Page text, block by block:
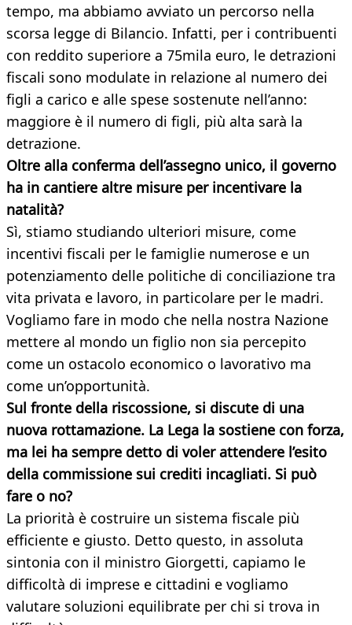
tempo, ma abbiamo avviato un percorso nella
scorsa legge di Bilancio. Infatti, per i contribuenti
con reddito superiore a 75mila euro, le detrazioni
fiscali sono modulate in relazione al numero dei
figli a carico e alle spese sostenute nell’anno:
maggiore è il numero di figli, più alta sarà la
detrazione.
Oltre alla conferma dell’assegno unico, il governo
ha in cantiere altre misure per incentivare la
natalità?
Sì, stiamo studiando ulteriori misure, come
incentivi fiscali per le famiglie numerose e un
potenziamento delle politiche di conciliazione tra
vita privata e lavoro, in particolare per le madri.
Vogliamo fare in modo che nella nostra Nazione
mettere al mondo un figlio non sia percepito
come un ostacolo economico o lavorativo ma
come un’opportunità.
Sul fronte della riscossione, si discute di una
nuova rottamazione. La Lega la sostiene con forza,
ma lei ha sempre detto di voler attendere l’esito
della commissione sui crediti incagliati. Si può
fare o no?
La priorità è costruire un sistema fiscale più
efficiente e giusto. Detto questo, in assoluta
sintonia con il ministro Giorgetti, capiamo le
difficoltà di imprese e cittadini e vogliamo
valutare soluzioni equilibrate per chi si trova in